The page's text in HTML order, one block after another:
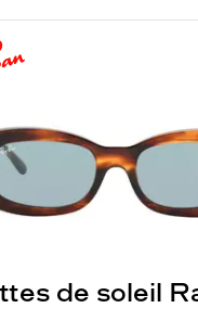
de soleil